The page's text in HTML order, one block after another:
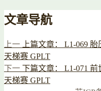
文章导航
上一 上篇文章：
L1-069 胎
天梯赛 GPLT
下一 下篇文章：
L1-071 前
天梯赛 GPLT